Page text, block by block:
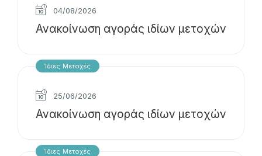
04/08/2026
Ανακοίνωση αγοράς ιδίων μετοχών
Ίδιες Μετοχές
25/06/2026
Ανακοίνωση αγοράς ιδίων μετοχών
Ίδιες Μετοχές